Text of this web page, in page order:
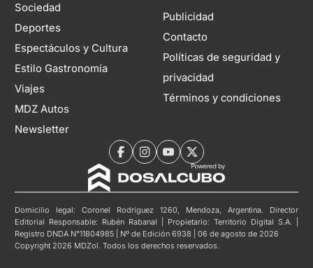
Sociedad
Deportes
Espectáculos y Cultura
Estilo Gastronomía
Viajes
MDZ Autos
Newsletter
Publicidad
Contacto
Políticas de seguridad y
privacidad
Términos y condiciones
Domicilio legal: Coronel Rodríguez 1260, Mendoza, Argentina. Director
Editorial Responsable: Rubén Rabanal | Propietario: Territorio Digital S.A. |
Registro DNDA N°11804985 | Nº de Edición 6938 | 06 de agosto de 2026
Copyright 2026 MDZol. Todos los derechos reservados.